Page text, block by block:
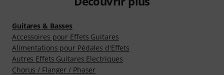
Guitares & Basses
Accessoires pour Effets Guitares
Alimentations pour Pédales d'Effets
Autres Effets Guitares Electriques
Chorus / Flanger / Phaser